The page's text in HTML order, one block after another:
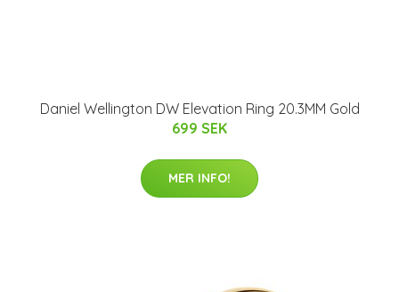
Daniel Wellington DW Elevation Ring 20.3MM Gold
699 SEK
MER INFO!